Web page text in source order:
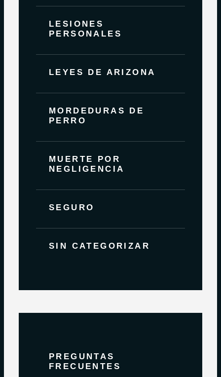
LESIONES
PERSONALES
LEYES DE ARIZONA
MORDEDURAS DE
PERRO
MUERTE POR
NEGLIGENCIA
SEGURO
SIN CATEGORIZAR
PREGUNTAS
FRECUENTES